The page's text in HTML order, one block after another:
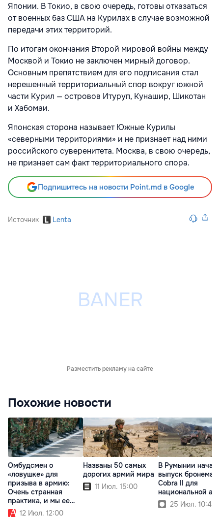
Японии. В Токио, в свою очередь, готовы отказаться
от военных баз США на Курилах в случае возможной
передачи этих территорий.
По итогам окончания Второй мировой войны между
Москвой и Токио не заключен мирный договор.
Основным препятствием для его подписания стал
нерешенный территориальный спор вокруг южной
части Курил — островов Итуруп, Кунашир, Шикотан
и Хабомаи.
Японская сторона называет Южные Курилы
«северными территориями» и не признает над ними
российского суверенитета. Москва, в свою очередь,
не признает сам факт территориального спора.
Подпишитесь на новости Point.md в Google
Источник Lenta
Разместить рекламу на сайте
Похожие новости
Омбудсмен о
«ловушке» для
призыва в армию:
Очень странная
практика, и мы ее
проверяем
12 Июл. 12:00
Названы 50 самых
дорогих армий мира
11 Июл. 15:00
В Румынии
выпуск
Cobra II для
национальной
25 Июл. 10:45